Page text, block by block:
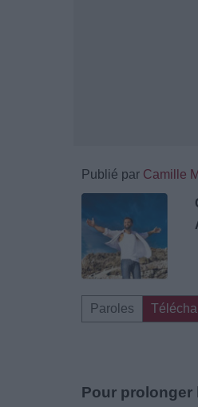
Publié par Camille
Paroles
Pour prolonger